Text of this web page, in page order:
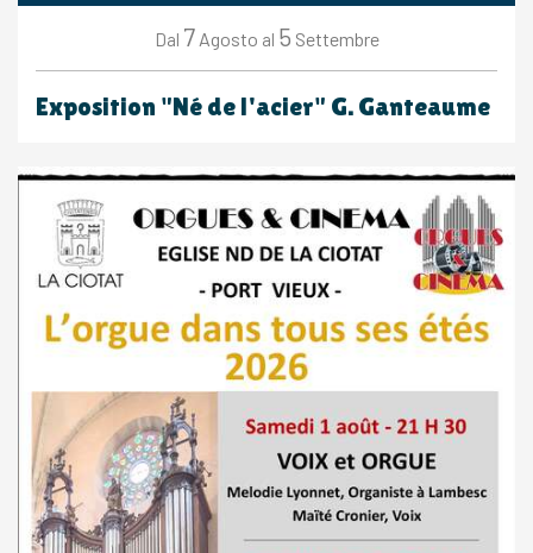
Dal 7 Agosto al 5 Settembre
Exposition "Né de l'acier" G. Ganteaume